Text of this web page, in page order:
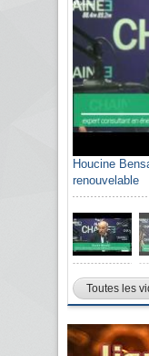
Houcine
renouvelable
Toutes les